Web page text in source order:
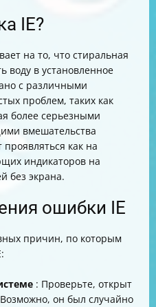
IE?
на то, что стиральная
воду в установленное
с различными
проблем, таких как
более серьезными
вмешательства
как на
индикаторов на
без экрана.
ошибки IE
причин, по которым
: Проверьте, открыт
он был случайно